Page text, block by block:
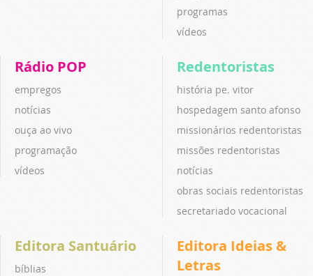
programas
vídeos
Rádio POP
empregos
notícias
ouça ao vivo
programação
vídeos
Redentoristas
história pe. vitor
hospedagem santo afonso
missionários redentoristas
missões redentoristas
notícias
obras sociais redentoristas
secretariado vocacional
Editora Santuário
bíblias
Editora Ideias &
Letras